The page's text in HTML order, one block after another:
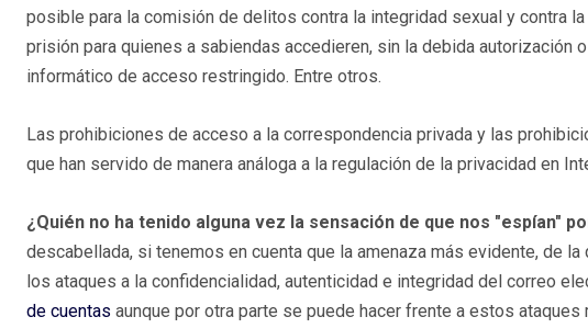
posible para la comisión de delitos contra la integridad sexual y contra
prisión para quienes a sabiendas accedieren, sin la debida autorización
informático de acceso restringido. Entre otros.
Las prohibiciones de acceso a la correspondencia privada y las
que han servido de manera análoga a la regulación de la privacidad en
¿Quién no ha tenido alguna vez la sensación de que nos "espían"
descabellada, si tenemos en cuenta que la amenaza más evidente, de
los ataques a la confidencialidad, autenticidad e integridad del correo
de cuentas aunque por otra parte se puede hacer frente a estos